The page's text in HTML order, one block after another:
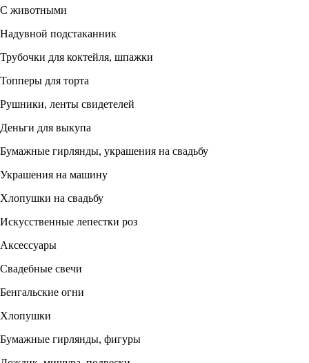
С животными
Надувной подстаканник
Трубочки для коктейля, шпажки
Топперы для торта
Рушники, ленты свидетелей
Деньги для выкупа
Бумажные гирлянды, украшения на свадьбу
Украшения на машину
Хлопушки на свадьбу
Искусственные лепестки роз
Аксессуары
Свадебные свечи
Бенгальские огни
Хлопушки
Бумажные гирлянды, фигуры